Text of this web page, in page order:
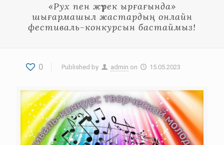
«Рух пен жүрек ырғағында»
шығармашыл жастардың онлайн
фестиваль-конкурсын бастаймыз!
0 Published by admin on 15.05.2023